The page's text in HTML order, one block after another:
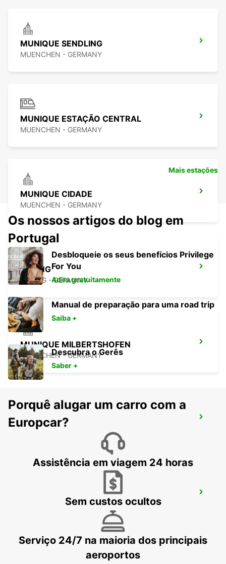
MUNIQUE SENDLING
MUENCHEN - GERMANY
MUNIQUE ESTAÇÃO CENTRAL
MUENCHEN - GERMANY
MUNIQUE CIDADE
MUENCHEN - GERMANY
ERDING
ERDING - GERMANY
MUNIQUE MILBERTSHOFEN
MUENCHEN - GERMANY
MUNIQUE PASING
MUENCHEN - GERMANY
AEROPORTO DE MUNIQUE
MUENCHEN FLUGHAFEN - GERMANY
Mais estações
Os nossos artigos do blog em
Portugal
Desbloqueie os seus benefícios Privilege
For You
Adira gratuitamente
Manual de preparação para uma road trip
Saiba +
Descubra o Gerês
Saber +
Porquê alugar um carro com a
Europcar?
Assistência em viagem 24 horas
Sem custos ocultos
Serviço 24/7 na maioria dos principais
aeroportos